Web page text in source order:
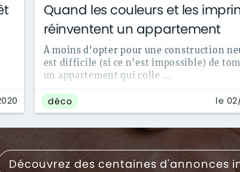
Quand les couleurs et les
réinventent un appartement
À moins d'opter pour une construction
est difficile (si ce n'est impossible) de
un appartement qui colle ...
déco le
Découvrez des centaines d'annonces